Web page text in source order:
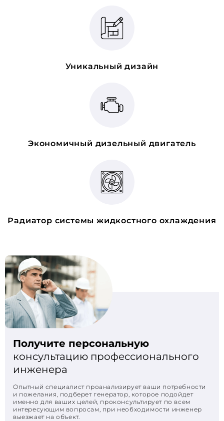
Уникальный дизайн
Экономичный дизельный двигатель
Радиатор системы жидкостного охлаждения
Получите персональную
консультацию профессионального
инженера
Опытный специалист проанализирует ваши потребности
и пожелания, подберет генератор, которое подойдет
именно для ваших целей, проконсультирует по всем
интересующим вопросам, при необходимости инженер
выезжает на объект.